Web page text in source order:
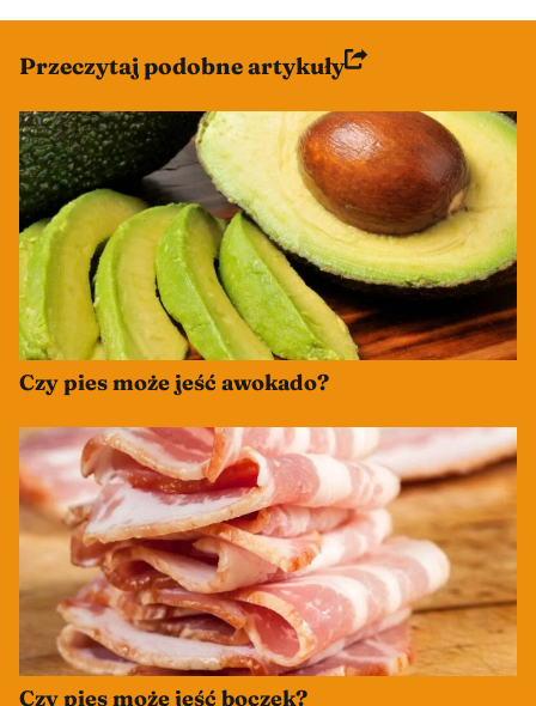
Przeczytaj podobne artykuły
Czy pies może jeść awokado?
Czy pies może jeść boczek?